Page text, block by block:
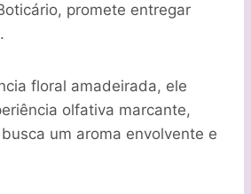
promete entregar
floral amadeirada, ele
olfativa marcante,
um aroma envolvente e